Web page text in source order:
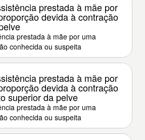
prestada à mãe por
devida à contração
prestada à mãe por uma
conhecida ou suspeita
prestada à mãe por
devida à contração
superior da pelve
prestada à mãe por uma
conhecida ou suspeita